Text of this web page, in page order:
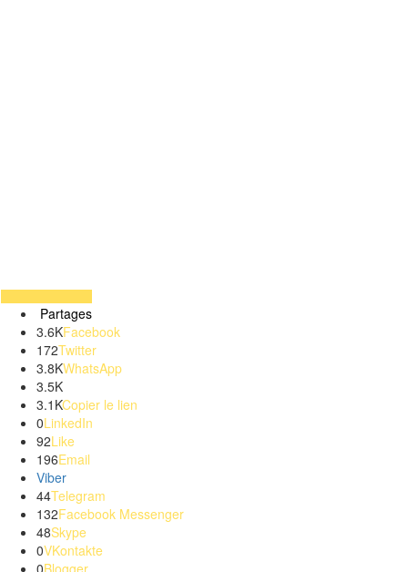
Partages
3.6KFacebook
172Twitter
3.8KWhatsApp
3.5K
3.1KCopier le lien
0LinkedIn
92Like
196Email
Viber
44Telegram
132Facebook Messenger
48Skype
0VKontakte